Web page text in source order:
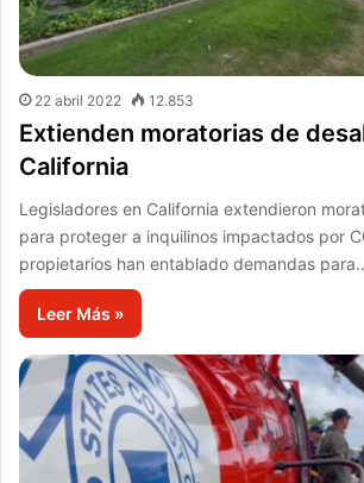
22 abril 2022 12.853
Extienden moratorias de
California
Legisladores en California extendieron
para proteger a inquilinos impactados por
propietarios han entablado demandas
Leer Más »